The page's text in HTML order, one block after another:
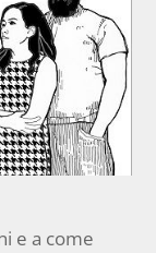
e a come